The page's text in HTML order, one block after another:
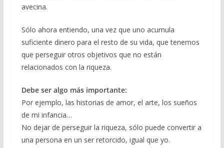
avecina.
Sólo ahora entiendo, una vez que uno acumula
suficiente dinero para el resto de su vida, que tenemos
que perseguir otros objetivos que no están
relacionados con la riqueza.
Debe ser algo más importante:
Por ejemplo, las historias de amor, el arte, los sueños
de mi infancia…
No dejar de perseguir la riqueza, sólo puede convertir a
una persona en un ser retorcido, igual que yo.